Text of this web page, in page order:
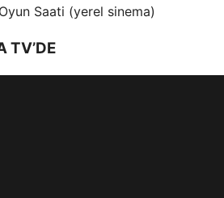
Saati (yerel sinema)
TV’DE